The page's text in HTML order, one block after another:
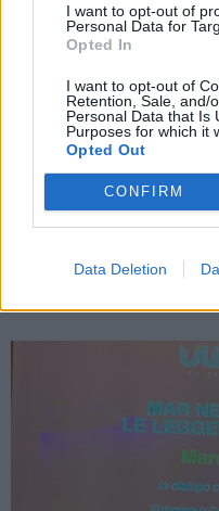
I want to opt-out of
Personal Data for
Opted In
I want to opt-out of
Retention, Sale, and/
Personal Data that Is
Purposes for which it
Opted Out
CONFIRM
Data Deletion
GENOVA
«Vivere per
viaggio con
Giovannelli tra